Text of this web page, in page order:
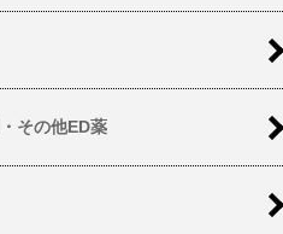
その他ED薬